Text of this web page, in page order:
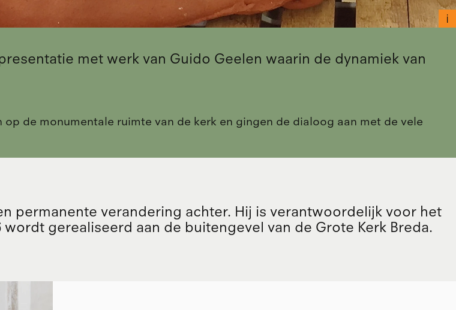
met werk van Guido Geelen waarin de dynamiek van
de monumentale ruimte van de kerk en gingen de dialoog aan met de vele
permanente verandering achter. Hij is verantwoordelijk voor het
gerealiseerd aan de buitengevel van de Grote Kerk Breda.